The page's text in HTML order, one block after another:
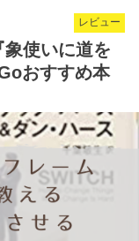
レビュー
使いに道を
おすすめ本